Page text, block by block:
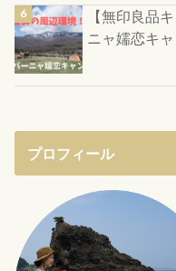
【無印良品
ニャ嬬恋キ
プロフィール